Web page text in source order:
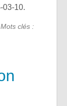
03-10.
clés :